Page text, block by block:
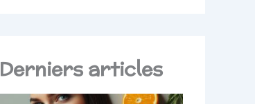
Derniers articles